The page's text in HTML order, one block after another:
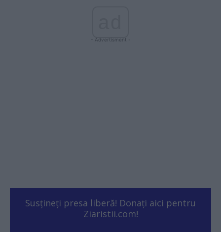
- Advertisment -
Susțineți presa liberă! Donați aici pentru
Ziaristii.com!